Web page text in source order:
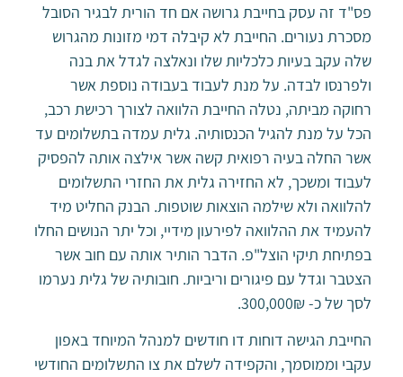
פס"ד זה עסק בחייבת גרושה אם חד הורית לבגיר הסובל
מסכרת נעורים. החייבת לא קיבלה דמי מזונות מהגרוש
שלה עקב בעיות כלכליות שלו ונאלצה לגדל את בנה
ולפרנסו לבדה. על מנת לעבוד בעבודה נוספת אשר
רחוקה מביתה, נטלה החייבת הלוואה לצורך רכישת רכב,
הכל על מנת להגיל הכנסותיה. גלית עמדה בתשלומים עד
אשר החלה בעיה רפואית קשה אשר אילצה אותה להפסיק
לעבוד ומשכך, לא החזירה גלית את החזרי התשלומים
להלוואה ולא שילמה הוצאות שוטפות. הבנק החליט מיד
להעמיד את ההלוואה לפירעון מידיי, וכל יתר הנושים החלו
בפתיחת תיקי הוצל"פ. הדבר הותיר אותה עם חוב אשר
הצטבר וגדל עם פיגורים וריביות. חובותיה של גלית נערמו
לסך של כ- 300,000₪.
החייבת הגישה דוחות דו חודשים למנהל המיוחד באפון
עקבי וממוסמך, והקפידה לשלם את צו התשלומים החודשי